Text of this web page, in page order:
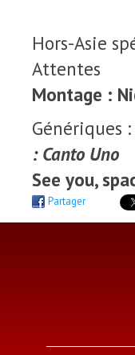
Hors-Asie
Attentes
Montage :
Génériques :
: Canto Uno
See you,
Partager